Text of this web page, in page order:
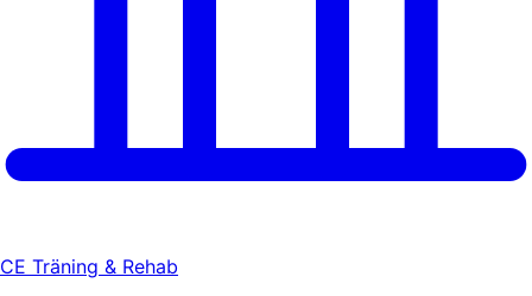
CE Träning & Rehab